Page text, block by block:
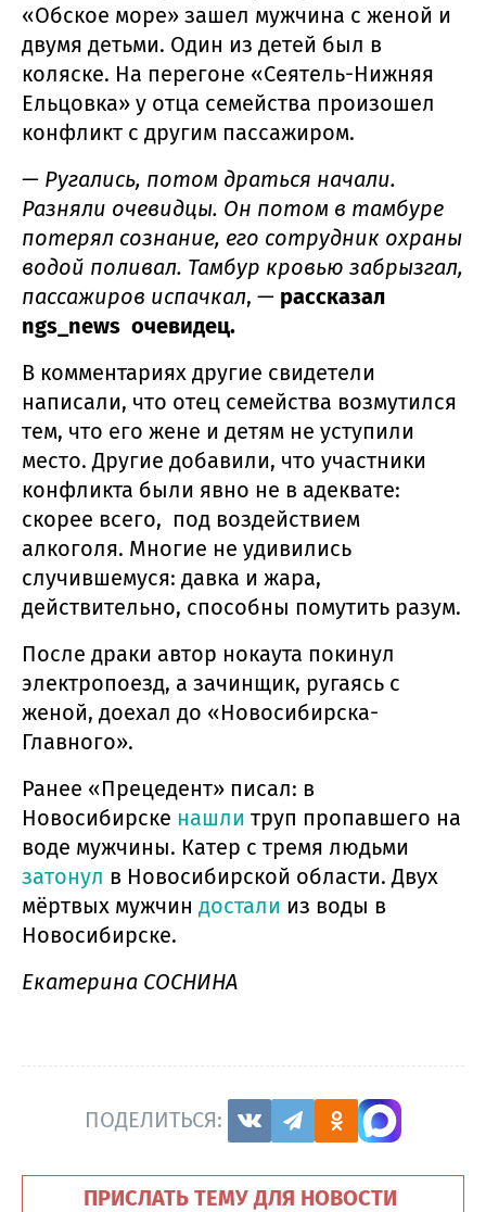
«Обское море» зашел мужчина с женой и
двумя детьми. Один из детей был в
коляске. На перегоне «Сеятель-Нижняя
Ельцовка» у отца семейства произошел
конфликт с другим пассажиром.
— Ругались, потом драться начали.
Разняли очевидцы. Он потом в тамбуре
потерял сознание, его сотрудник охраны
водой поливал. Тамбур кровью забрызгал,
пассажиров испачкал, — рассказал
ngs_news очевидец.
В комментариях другие свидетели
написали, что отец семейства возмутился
тем, что его жене и детям не уступили
место. Другие добавили, что участники
конфликта были явно не в адеквате:
скорее всего, под воздействием
алкоголя. Многие не удивились
случившемуся: давка и жара,
действительно, способны помутить разум.
После драки автор нокаута покинул
электропоезд, а зачинщик, ругаясь с
женой, доехал до «Новосибирска-
Главного».
Ранее «Прецедент» писал: в
Новосибирске нашли труп пропавшего на
воде мужчины. Катер с тремя людьми
затонул в Новосибирской области. Двух
мёртвых мужчин достали из воды в
Новосибирске.
Екатерина СОСНИНА
ПОДЕЛИТЬСЯ:
ПРИСЛАТЬ ТЕМУ ДЛЯ НОВОСТИ